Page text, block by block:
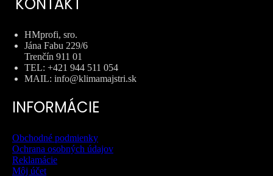
KONTAKT
HMprofi, sro.
Jána Fabu 229/6
Trenčín 911 01
TEL: +421 944 511 054
MAIL: info@klimamajstri.sk
INFORMÁCIE
Obchodné podmienky
Ochrana osobných údajov
Reklamácie
Môj účet